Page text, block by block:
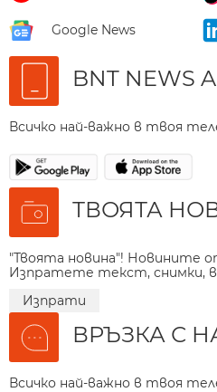
Google News
BNT NEWS
Всичко най-важно в твоя
ТВОЯТА
"Твоята новина"! Новините
Изпратете текст, снимки,
Изпрати
ВРЪЗКА С
Всичко най-важно в твоя